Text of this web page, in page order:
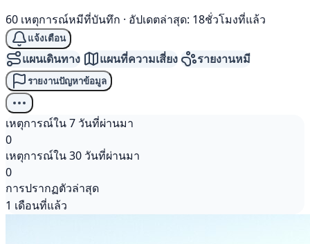
60 เหตุการณ์หมีที่บันทึก · อัปเดตล่าสุด: 18ชั่วโมงที่แล้ว
แจ้งเตือน
แผนเดินทาง แผนที่ความเสี่ยง รายงานหมี
รายงานปัญหาข้อมูล
เหตุการณ์ใน 7 วันที่ผ่านมา
0
เหตุการณ์ใน 30 วันที่ผ่านมา
0
การปรากฏตัวล่าสุด
1 เดือนที่แล้ว